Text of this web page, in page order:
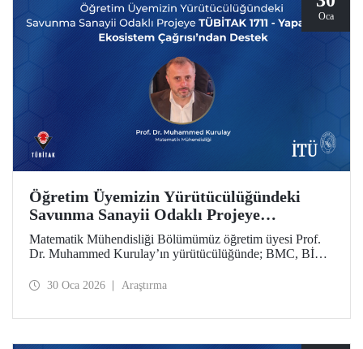
Oca
Öğretim Üyemizin Yürütücülüğündeki
Savunma Sanayii Odaklı Projeye
TÜBİTAK 1711 - Yapay Zekâ Ekosistem
Çağrısı’ndan Destek
Matematik Mühendisliği Bölümümüz öğretim üyesi Prof.
Dr. Muhammed Kurulay’ın yürütücülüğünde; BMC, BİAS
tarafından hazırlanan proje, TÜBİTAK 1711 - Yapay Zekâ
30 Oca 2026 Araştırma